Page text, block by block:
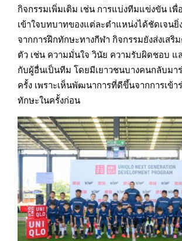
กิจกรรมเพิ่มเติม เช่น การแบ่งทีมแข่งขัน เพื่
เข้าใจบทบาทของแต่ละตำแหน่งได้ชัดเจนยิ่
จากการฝึกทักษะทางกีฬา กิจกรรมยังส่งเส
ตัว เช่น ความมั่นใจ วินัย ความรับผิดชอบ แ
กับผู้อื่นเป็นทีม โดยมีเยาวชนบางคนกลับมา
ครั้ง เพราะเห็นพัฒนาการที่ดีขึ้นจากการเข้า
ทักษะในครั้งก่อน